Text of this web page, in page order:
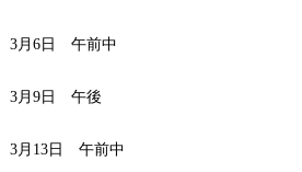
3月6日 午前中
3月9日 午後
3月13日 午前中